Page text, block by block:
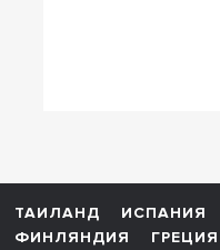
ТАИЛАНД ИСПАНИЯ
ФИНЛЯНДИЯ
ГРЕЦИЯ